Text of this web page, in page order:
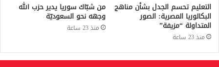
التعليم تحسم الجدل بشأن مناهج
البكالوريا المصرية: الصور
المتداولة “مزيفة”
منذ 23 ساعة
من شبّاك سوريا يدير حزب الله
وجهه نحو السعوديّة
منذ 23 ساعة